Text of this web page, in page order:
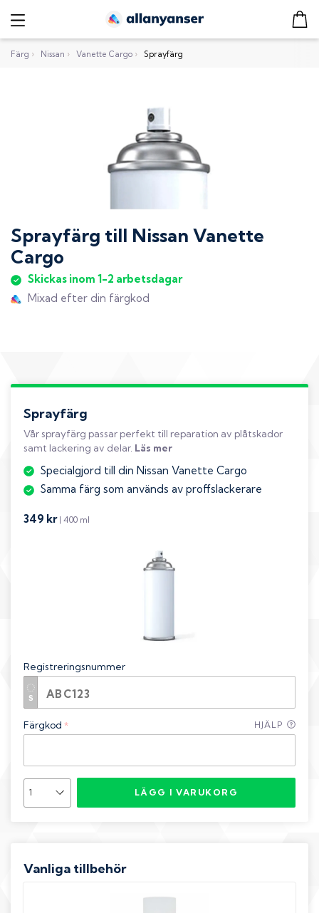
Färg › Nissan › Vanette Cargo › Sprayfärg
Sprayfärg till Nissan Vanette
Cargo
Skickas inom 1-2 arbetsdagar
Mixad efter din färgkod
Sprayfärg
Vår sprayfärg passar perfekt till reparation av plåtskador
samt lackering av delar. Läs mer
Specialgjord till din Nissan Vanette Cargo
Samma färg som används av proffslackerare
349 kr| 400 ml
Registreringsnummer
Färgkod * HJÄLP
LÄGG I VARUKORG
Vanliga tillbehör